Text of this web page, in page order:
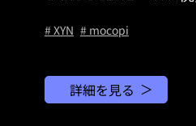
# XYN # mocopi
詳細を見る